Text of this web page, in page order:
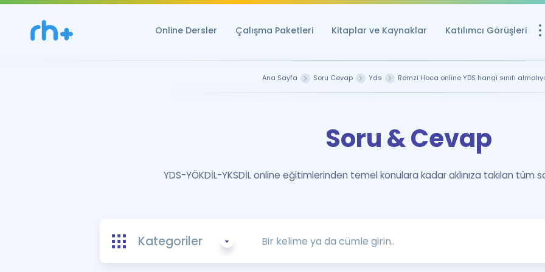
Online Dersler Çalışma Paketleri Kitaplar ve Kaynaklar Katılımcı Görüşleri
Ücretsiz
YDS ve YÖKDİL
YDS ve YÖKDİL
Tüm ÖSYM
Ana Sayfa Soru Cevap Yds Remzi Hoca online YDS hangi sınıfı
Soru & Cevap
YDS-YÖKDİL-YKSDİL online eğitimlerinden temel konulara kadar aklınıza takılan tüm
Kategoriler